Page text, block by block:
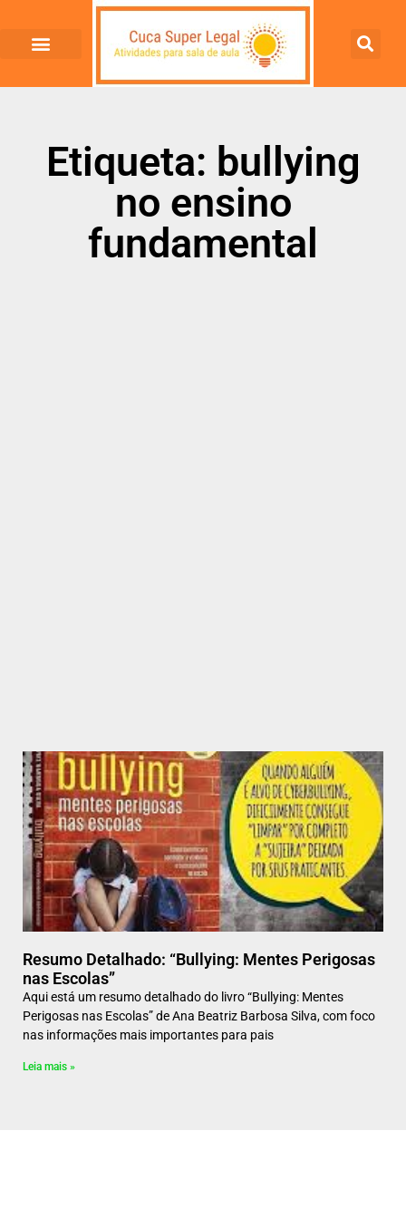
Etiqueta: bullying
no ensino
fundamental
Resumo Detalhado: “Bullying: Mentes Perigosas
nas Escolas”
Aqui está um resumo detalhado do livro “Bullying: Mentes
Perigosas nas Escolas” de Ana Beatriz Barbosa Silva, com foco
nas informações mais importantes para pais
Leia mais »